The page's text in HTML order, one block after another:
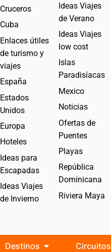
Cruceros
Cuba
Enlaces útiles
de turismo y
viajes
España
Estados
Unidos
Europa
Hoteles
Ideas para
Escapadas
Ideas Viajes
de Invierno
Ideas Viajes
de Verano
Ideas Viajes
low cost
Islas
Paradisíacas
Mexico
Noticias
Ofertas de
Puentes
Playas
República
Dominicana
Riviera Maya
Destinos Circuitos